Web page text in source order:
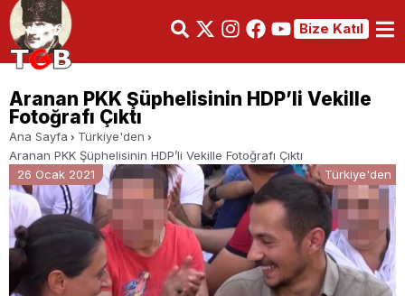
Bize Katıl
Aranan PKK Şüphelisinin HDP’li Vekille
Fotoğrafı Çıktı
Ana Sayfa
Türkiye'den
Aranan PKK Şüphelisinin HDP’li Vekille Fotoğrafı Çıktı
26 Ocak 2021
Türkiye'den